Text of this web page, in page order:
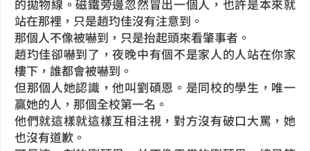
的拋物線。磁鐵旁邊忽然冒出一個人，也許是本來就
站在那裡，只是趙玓佳沒有注意到。
那個人不像被嚇到，只是抬起頭來看肇事者。
趙玓佳卻嚇到了，夜晚中有個不是家人的人站在你家
樓下，誰都會被嚇到。
但那個人她認識，他叫劉碩恩。是同校的學生，唯一
贏她的人，那個全校第一名。
他們就這樣就這樣互相注視，對方沒有破口大罵，她
也沒有道歉。